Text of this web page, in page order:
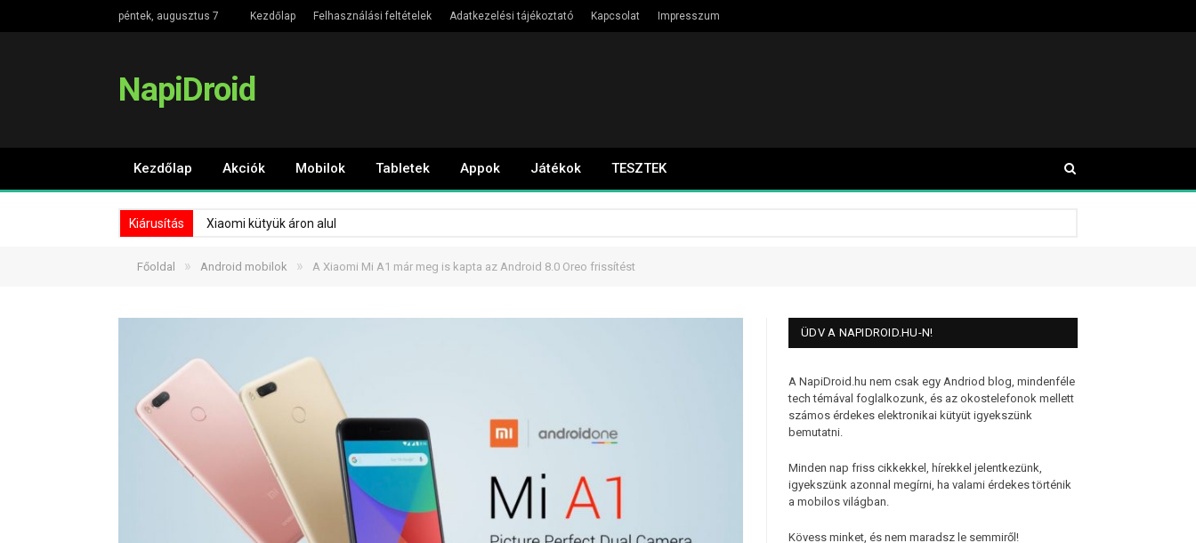
péntek, augusztus 7 Kezdőlap Felhasználási feltételek Adatkezelési tájékoztató Kapcsolat Impresszum
NapiDroid
Kezdőlap Akciók Mobilok Tabletek Appok Játékok TESZTEK
Kiárusítás Xiaomi kütyük áron alul
Főoldal » Android mobilok » A Xiaomi Mi A1 már meg is kapta az Android 8.0 Oreo frissítést
ÜDV A NAPIDROID.HU-N!
A NapiDroid.hu nem csak egy Andriod blog, mindenféle
tech témával foglalkozunk, és az okostelefonok mellett
számos érdekes elektronikai kütyüt igyekszünk
bemutatni.
Minden nap friss cikkekkel, hírekkel jelentkezünk,
igyekszünk azonnal megírni, ha valami érdekes történik
a mobilos világban.
Kövess minket, és nem maradsz le semmiről!